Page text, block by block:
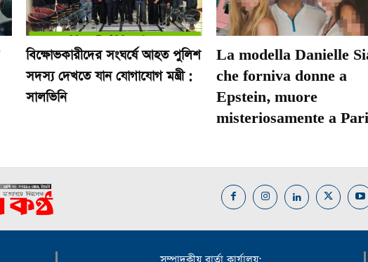
বিক্ষোভকারীদের সংঘর্ষে আহত পুলিশ
সদস্য দেখতে যান যোগাযোগ মন্ত্রী :
সালভিনি
La modella Danielle
che forniva donne a
Epstein, muore
misteriosamente a